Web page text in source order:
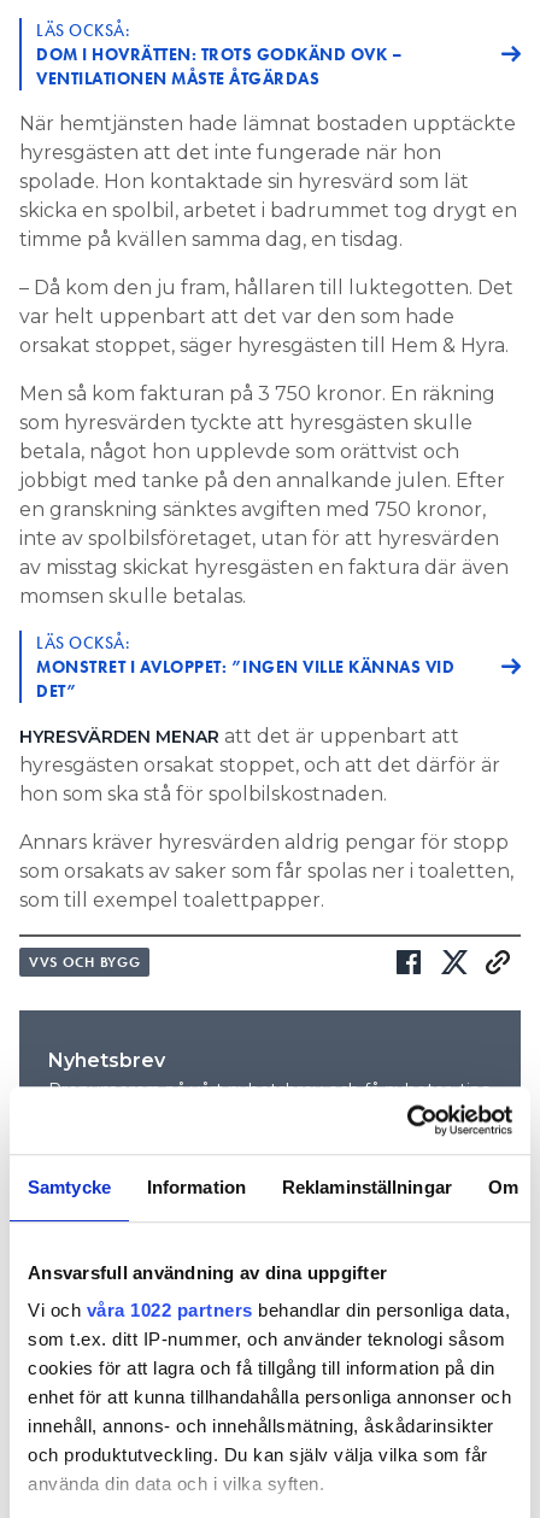
Samtycke Information Reklaminställningar Om
Ansvarsfull användning av dina uppgifter
Vi och våra 1022 partners behandlar din personliga data,
som t.ex. ditt IP-nummer, och använder teknologi såsom
cookies för att lagra och få tillgång till information på din
enhet för att kunna tillhandahålla personliga annonser och
innehåll, annons- och innehållsmätning, åskådarinsikter
och produktutveckling. Du kan själv välja vilka som får
använda din data och i vilka syften.
LÄS OCKSÅ:
DOM I HOVRÄTTEN: TROTS GODKÄND OVK –
VENTILATIONEN MÅSTE ÅTGÄRDAS
När hemtjänsten hade lämnat bostaden upptäckte
hyresgästen att det inte fungerade när hon
spolade. Hon kontaktade sin hyresvärd som lät
skicka en spolbil, arbetet i badrummet tog drygt en
timme på kvällen samma dag, en tisdag.
– Då kom den ju fram, hållaren till luktegotten. Det
var helt uppenbart att det var den som hade
orsakat stoppet, säger hyresgästen till Hem & Hyra.
Men så kom fakturan på 3 750 kronor. En räkning
som hyresvärden tyckte att hyresgästen skulle
betala, något hon upplevde som orättvist och
jobbigt med tanke på den annalkande julen. Efter
en granskning sänktes avgiften med 750 kronor,
inte av spolbilsföretaget, utan för att hyresvärden
av misstag skickat hyresgästen en faktura där även
momsen skulle betalas.
LÄS OCKSÅ:
MONSTRET I AVLOPPET: ”INGEN VILLE KÄNNAS VID
DET”
HYRESVÄRDEN MENAR att det är uppenbart att
hyresgästen orsakat stoppet, och att det därför är
hon som ska stå för spolbilskostnaden.
Annars kräver hyresvärden aldrig pengar för stopp
som orsakats av saker som får spolas ner i toaletten,
som till exempel toalettpapper.
VVS OCH BYGG
Nyhetsbrev
Prenumerera på vårt nyhetsbrev och få nyheter, tips
REKOMMENDERADE ARTIKLAR
FÖR PRENUMERANTER